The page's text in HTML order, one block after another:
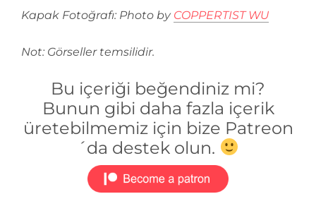
Kapak Fotoğrafı: Photo by COPPERTIST WU
Not: Görseller temsilidir.
Bu içeriği beğendiniz mi?
Bunun gibi daha fazla içerik
üretebilmemiz için bize Patreon
´da destek olun.